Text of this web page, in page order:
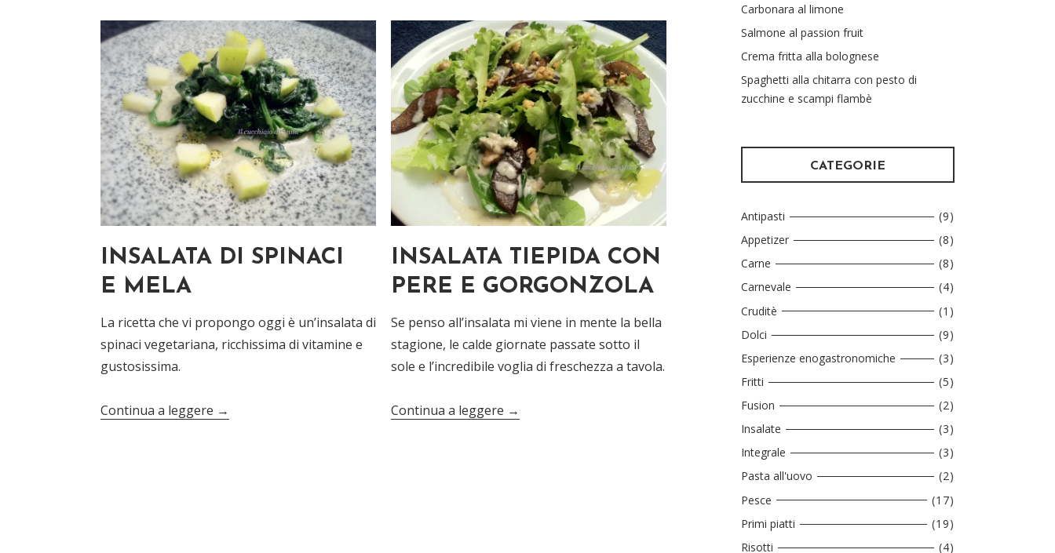
INSALATA DI SPINACI
E MELA
La ricetta che vi propongo oggi è un’insalata di
spinaci vegetariana, ricchissima di vitamine e
gustosissima.
Continua a leggere →
INSALATA TIEPIDA CON
PERE E GORGONZOLA
Se penso all’insalata mi viene in mente la bella
stagione, le calde giornate passate sotto il
sole e l’incredibile voglia di freschezza a tavola.
Continua a leggere →
Carbonara al limone
Salmone al passion fruit
Crema fritta alla bolognese
Spaghetti alla chitarra con pesto di
zucchine e scampi flambè
CATEGORIE
Antipasti
(9)
Appetizer
(8)
Carne
(8)
Carnevale
(4)
Cruditè
(1)
Dolci
(9)
Esperienze enogastronomiche
(3)
Fritti
(5)
Fusion
(2)
Insalate
(3)
Integrale
(3)
Pasta all'uovo
(2)
Pesce
(17)
Primi piatti
(19)
Risotti
(4)